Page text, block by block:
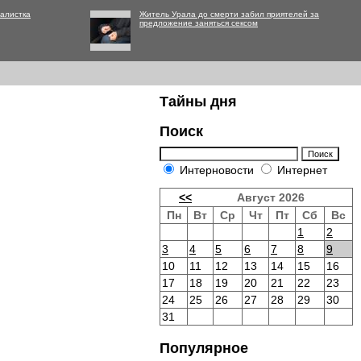
Житель Урала до смерти забил приятелей за
предложение заняться сексом
Тайны дня
Поиск
Интерновости Интернет
<<
Август 2026
Пн
Вт Ср Чт Пт Сб
Вс
1
2
3
4 5 6 7 8
9
10
11 12 13 14 15
16
17
18 19 20 21 22
23
24
25 26 27 28 29
30
31
Популярное